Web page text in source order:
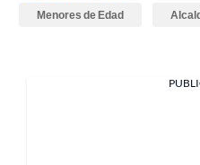
Menores de Edad